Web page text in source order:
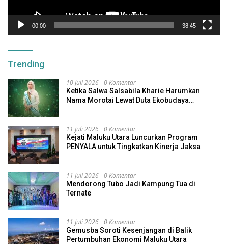
00:00 38:45
Trending
10 Juli 2026 0 Komentar
Ketika Salwa Salsabila Kharie Harumkan
Nama Morotai Lewat Duta Ekobudaya
11 Juli 2026 0 Komentar
Kejati Maluku Utara Luncurkan Program
PENYALA untuk Tingkatkan Kinerja Jaksa
11 Juli 2026 0 Komentar
Mendorong Tubo Jadi Kampung Tua di
Ternate
11 Juli 2026 0 Komentar
Gemusba Soroti Kesenjangan di Balik
Pertumbuhan Ekonomi Maluku Utara